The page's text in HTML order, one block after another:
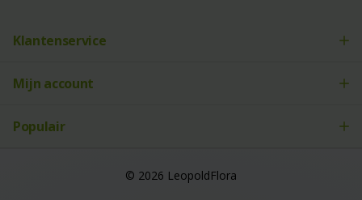
Klantenservice
Mijn account
Populair
© 2026 LeopoldFlora